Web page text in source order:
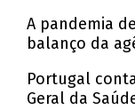
A pandemia
balanço da
Portugal
Geral da